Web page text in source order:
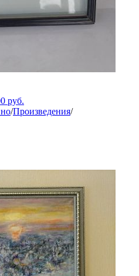
руб.
/Произведения/